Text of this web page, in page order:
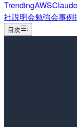
TrendingAWSClaude
社説明会勉強会事例
目次